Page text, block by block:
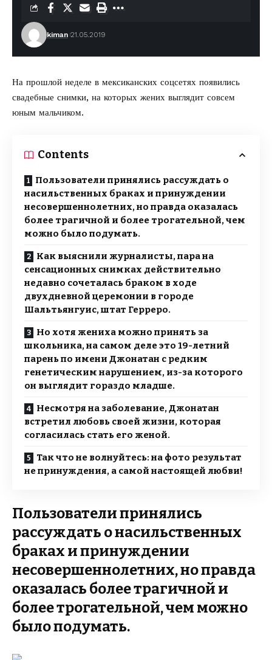
kiman 21.05.2019
На прошлой неделе в мексиканских соцсетях появились
свадебные снимки, на которых жених выглядит совсем
юным мальчиком.
Contents
Пользователи принялись рассуждать о
насильственных браках и принуждении
несовершеннолетних, но правда оказалась
более трагичной и более трогательной, чем
можно было подумать.
Как выяснили журналисты, пара на
сенсационных снимках действительно
недавно сочеталась браком в ходе
двухдневной церемонии в городе
Шальтьянгуис, штат Герреро.
Но хотя жениха можно принять за
школьника, на самом деле это 19-летний
парень по имени Джонатан с редким
генетическим нарушением, из-за которого
он выглядит гораздо младше.
Несмотря на заболевание, Джонатан
встретил любовь своей жизни, которая
согласилась стать его женой.
Так что не волнуйтесь: на фото результат
не принуждения, а самой настоящей любви!
Пользователи принялись
рассуждать о насильственных
браках и принуждении
несовершеннолетних, но правда
оказалась более трагичной и
более трогательной, чем можно
было подумать.